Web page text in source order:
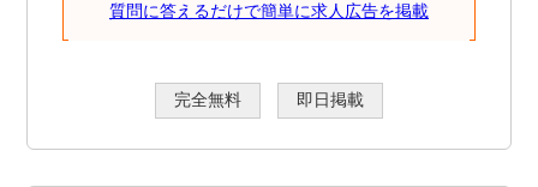
質問に答えるだけで簡単に求人広告を掲載
完全無料 即日掲載